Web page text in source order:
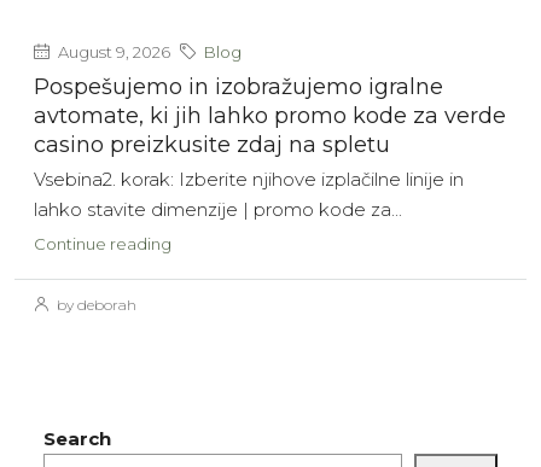
August 9, 2026 Blog
Pospešujemo in izobražujemo igralne
avtomate, ki jih lahko promo kode za verde
casino preizkusite zdaj na spletu
Vsebina2. korak: Izberite njihove izplačilne linije in
lahko stavite dimenzije | promo kode za...
Continue reading
by deborah
Search